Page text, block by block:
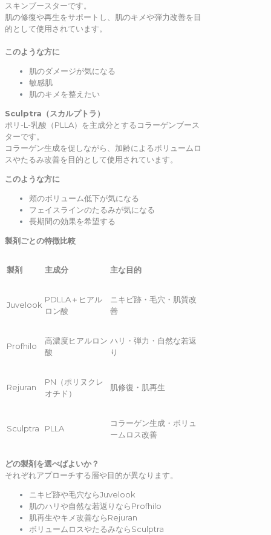
スキンブースターです。
肌の修復や再生をサポートし、肌のキメや弾力改善を目
的として使用されています。
このような方に
肌のダメージが気になる
敏感肌
肌のキメを整えたい
Sculptra （スカルプトラ）
ポリ-L-乳酸（PLLA）を主成分とするコラーゲンブース
ターです。
コラーゲン生成を促しながら、加齢によるボリュームロ
スやたるみ改善を目的として使用されています。
このような方に
頬のボリューム低下が気になる
フェイスラインのたるみが気になる
長期間の効果を希望する
製剤ごとの特徴比較
製剤 主成分 主な目的
Juvelook
PDLLA＋ヒアル
ロン酸
ニキビ跡・毛穴・肌質改
善
Profhilo
高濃度ヒアルロン
酸
ハリ・弾力・自然な若返
り
Rejuran
PN（ポリヌクレ
オチド）
肌修復・肌再生
Sculptra PLLA
コラーゲン生成・ボリュ
ームロス改善
どの製剤を選べばよいか？
それぞれアプローチする層や目的が異なります。
ニキビ跡や毛穴ならJuvelook
肌のハリや自然な若返りならProfhilo
肌再生やキメ改善ならRejuran
ボリュームロスやたるみならSculptra